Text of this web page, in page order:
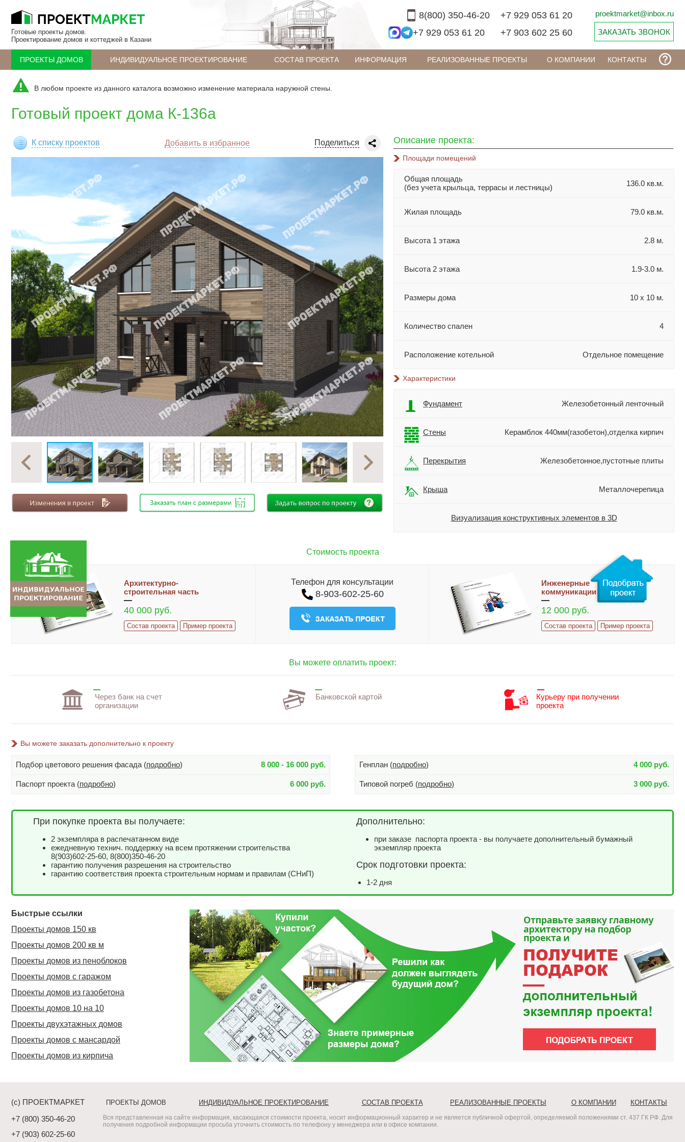
Готовые проекты домов.
Проектирование домов и коттеджей в Казани
8(800) 350-46-20
+7 929 053 61 20
+7 929 053 61 20
+7 903 602 25 60
proektmarket@inbox.ru
ЗАКАЗАТЬ ЗВОНОК
ПРОЕКТЫ ДОМОВ ИНДИВИДУАЛЬНОЕ ПРОЕКТИРОВАНИЕ СОСТАВ ПРОЕКТА ИНФОРМАЦИЯ РЕАЛИЗОВАННЫЕ ПРОЕКТЫ О КОМПАНИИ КОНТАКТЫ
В любом проекте из данного каталога возможно изменение материала наружной стены.
Готовый проект дома К-136а
К списку проектов Добавить в избранное Поделиться Описание проекта:
Площади помещений
Общая площадь
(без учета крыльца, террасы и лестницы)
136.0 кв.м.
Жилая площадь 79.0 кв.м.
Высота 1 этажа 2.8 м.
Высота 2 этажа 1.9-3.0 м.
Размеры дома 10 х 10 м.
Количество спален 4
Расположение котельной Отдельное помещение
Характеристики
Фундамент Железобетонный ленточный
Стены Керамблок 440мм(газобетон),отделка кирпич
Перекрытия Железобетонное,пустотные плиты
Крыша Металлочерепица
Визуализация конструктивных элементов в 3D
Стоимость проекта
Архитектурно-
строительная часть
40 000 руб.
Состав проекта Пример проекта
Телефон для консультации
8-903-602-25-60
Инженерные
коммуникации
12 000 руб.
Состав проекта Пример проекта
Вы можете оплатить проект:
Через банк на счет
организации
Банковской картой
Курьеру при получении
проекта
Вы можете заказать дополнительно к проекту
Подбор цветового решения фасада (подробно) 8 000 - 16 000 руб. Генплан (подробно) 4 000 руб.
Паспорт проекта (подробно) 6 000 руб. Типовой погреб (подробно) 3 000 руб.
При покупке проекта вы получаете:
2 экземпляра в распечатанном виде
ежедневную технич. поддержку на всем протяжении строительства
8(903)602-25-60, 8(800)350-46-20
гарантию получения разрешения на строительство
гарантию соответствия проекта строительным нормам и правилам (СНиП)
Дополнительно:
при заказе паспорта проекта - вы получаете дополнительный бумажный
экземпляр проекта
Срок подготовки проекта:
1-2 дня
Быстрые ссылки
Проекты домов 150 кв
Проекты домов 200 кв м
Проекты домов из пеноблоков
Проекты домов с гаражом
Проекты домов из газобетона
Проекты домов 10 на 10
Проекты двухэтажных домов
Проекты домов с мансардой
Проекты домов из кирпича
(c) ПРОЕКТМАРКЕТ
+7 (800) 350-46-20
+7 (903) 602-25-60
ПРОЕКТЫ ДОМОВ ИНДИВИДУАЛЬНОЕ ПРОЕКТИРОВАНИЕ СОСТАВ ПРОЕКТА РЕАЛИЗОВАННЫЕ ПРОЕКТЫ О КОМПАНИИ КОНТАКТЫ
Вся представленная на сайте информация, касающаяся стоимости проекта, носит информационный характер и не является публичной офертой, определяемой положениями ст. 437 ГК РФ. Для
получения подробной информации просьба уточнить стоимость по телефону у менеджера или в офисе компании.